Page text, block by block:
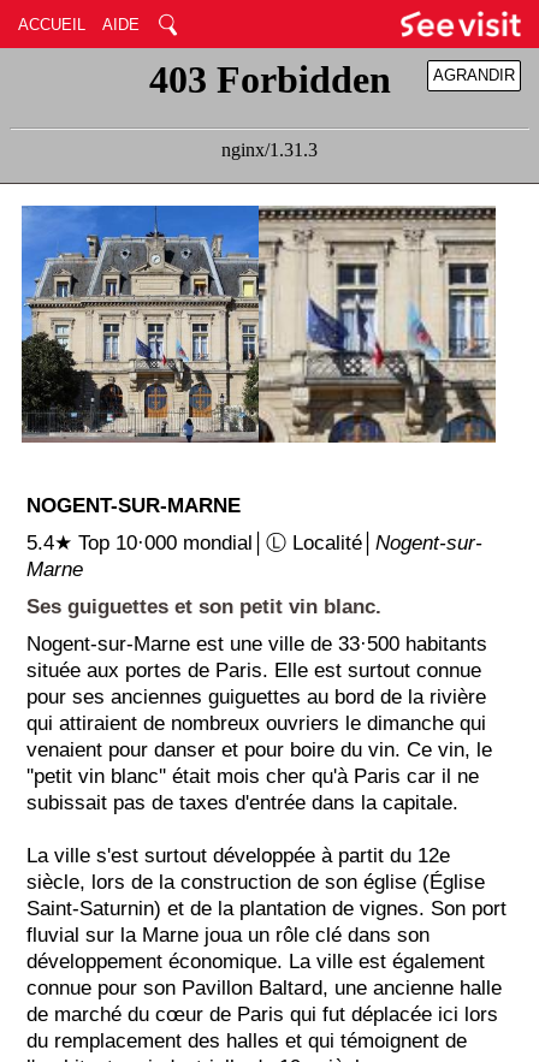
ACCUEIL AIDE
RÉDUIRE
AGRANDIR
NOGENT-SUR-MARNE
5.4★ Top 10·000 mondial│Ⓛ Localité│Nogent-sur-
Marne
Ses guiguettes et son petit vin blanc.
Nogent-sur-Marne est une ville de 33·500 habitants
située aux portes de Paris. Elle est surtout connue
pour ses anciennes guiguettes au bord de la rivière
qui attiraient de nombreux ouvriers le dimanche qui
venaient pour danser et pour boire du vin. Ce vin, le
''petit vin blanc'' était mois cher qu'à Paris car il ne
subissait pas de taxes d'entrée dans la capitale.
La ville s'est surtout développée à partit du 12e
siècle, lors de la construction de son église (Église
Saint-Saturnin) et de la plantation de vignes. Son port
fluvial sur la Marne joua un rôle clé dans son
développement économique. La ville est également
connue pour son Pavillon Baltard, une ancienne halle
de marché du cœur de Paris qui fut déplacée ici lors
du remplacement des halles et qui témoignent de